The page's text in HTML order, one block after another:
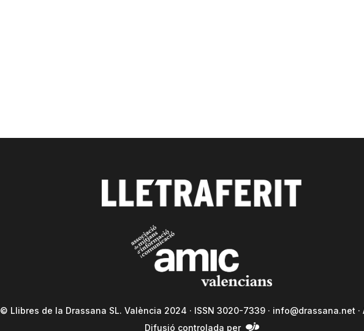
© Llibres de la Drassana SL. València 2024 · ISSN 3020-7339 · info@drassana.net ·
Difusió controlada per